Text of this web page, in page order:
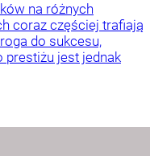
na różnych
coraz częściej trafiają
do sukcesu,
prestiżu jest jednak